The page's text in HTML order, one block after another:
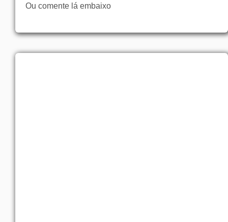
Ou comente lá embaixo